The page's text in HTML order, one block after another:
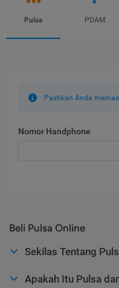
Pulsa PDAM
Pastikan Anda
Nomor Handphone
Beli Pulsa Online
Sekilas Tentang
Apakah Itu Pulsa